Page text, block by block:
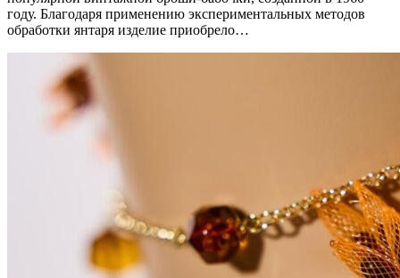
году. Благодаря применению экспериментальных методов
обработки янтаря изделие приобрело…